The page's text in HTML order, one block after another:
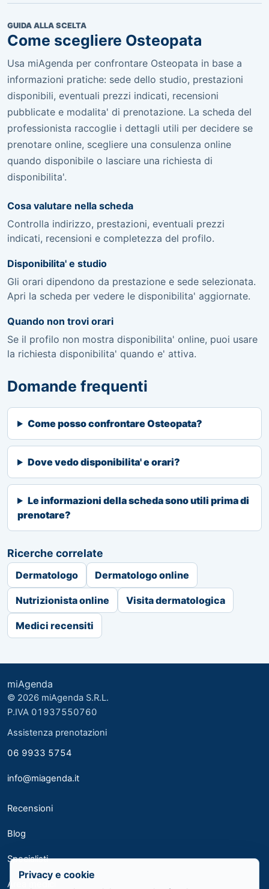
GUIDA ALLA SCELTA
Come scegliere Osteopata
Usa miAgenda per confrontare Osteopata in base a
informazioni pratiche: sede dello studio, prestazioni
disponibili, eventuali prezzi indicati, recensioni
pubblicate e modalita' di prenotazione. La scheda del
professionista raccoglie i dettagli utili per decidere se
prenotare online, scegliere una consulenza online
quando disponibile o lasciare una richiesta di
disponibilita'.
Cosa valutare nella scheda
Controlla indirizzo, prestazioni, eventuali prezzi
indicati, recensioni e completezza del profilo.
Disponibilita' e studio
Gli orari dipendono da prestazione e sede selezionata.
Apri la scheda per vedere le disponibilita' aggiornate.
Quando non trovi orari
Se il profilo non mostra disponibilita' online, puoi usare
la richiesta disponibilita' quando e' attiva.
Domande frequenti
Come posso confrontare Osteopata?
Dove vedo disponibilita' e orari?
Le informazioni della scheda sono utili prima di
prenotare?
Ricerche correlate
Dermatologo Dermatologo online
Nutrizionista online Visita dermatologica
Medici recensiti
miAgenda
© 2026 miAgenda S.R.L.
P.IVA 01937550760
Assistenza prenotazioni
06 9933 5754
info@miagenda.it
Recensioni
Blog
Specialisti
Area medici
Privacy e cookie